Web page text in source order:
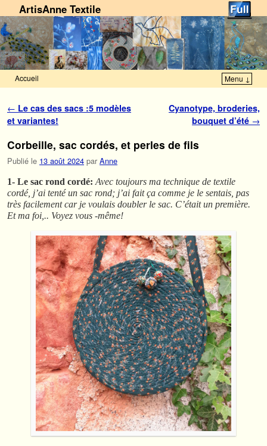
ArtisAnne Textile
Accueil Menu ↓
Navigation des articles
← Le cas des sacs :5 modèles
et variantes!
Cyanotype, broderies,
bouquet d’été →
Corbeille, sac cordés, et perles de fils
Publié le 13 août 2024 par Anne
1- Le sac rond cordé: Avec toujours ma technique de textile
cordé, j’ai tenté un sac rond; j’ai fait ça comme je le sentais, pas
très facilement car je voulais doubler le sac. C’était un première.
Et ma foi,.. Voyez vous -même!